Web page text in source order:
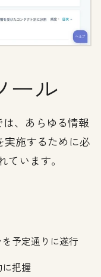
ール
、あらゆる情報
実施するために必
います。
予定通りに遂行
把握